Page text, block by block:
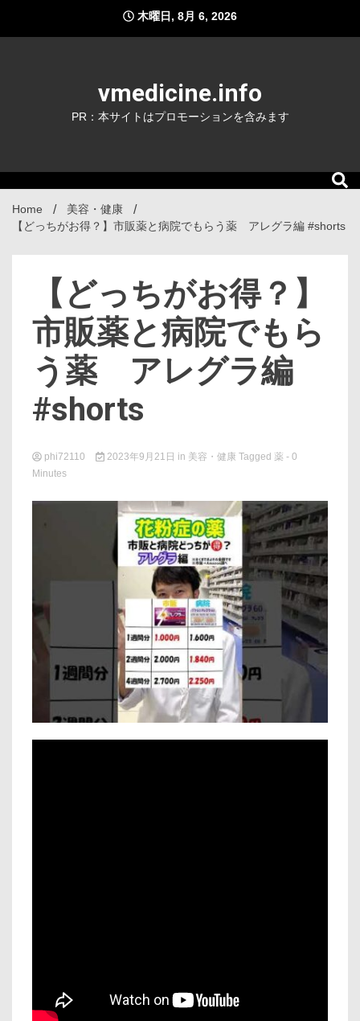
content
木曜日, 8月 6, 2026
vmedicine.info
PR：本サイトはプロモーションを含みます
Home
美容・健康
【どっちがお得？】市販薬と病院でもらう薬 アレグラ編 #shorts
【どっちがお得？】
市販薬と病院でもら
う薬 アレグラ編
#shorts
phi72110 2023年9月21日 in 美容・健康 Tagged 薬 - 0
Minutes